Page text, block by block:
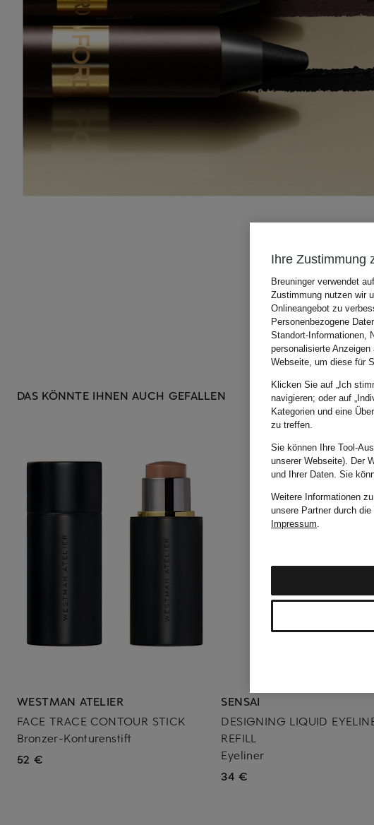
DAS KÖNNTE IHNEN AUCH GEFALLEN
WESTMAN ATELIER
FACE TRACE CONTOUR STICK
Bronzer-Konturenstift
52 €
SENSAI
DESIGNING LIQUID
REFILL
Eyeliner
34 €
Ihre Zustimmung
Breuninger verwendet
Zustimmung nutzen wir
Onlineangebot zu
Personenbezogene
Standort-Informationen,
personalisierte
Webseite, um diese für
Klicken Sie auf „Ich
navigieren; oder auf
Kategorien und eine
zu treffen.
Sie können Ihre Tool-
unserer Webseite). Der
und Ihrer Daten. Sie
Weitere Informationen
unsere Partner durch
Impressum.